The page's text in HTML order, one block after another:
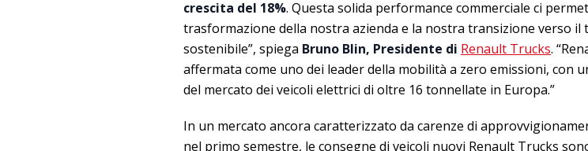
crescita del 18%. Questa solida performance commerciale ci
trasformazione della nostra azienda e la nostra transizione verso il
sostenibile”, spiega Bruno Blin, Presidente di Renault Trucks.
affermata come uno dei leader della mobilità a zero emissioni, con
del mercato dei veicoli elettrici di oltre 16 tonnellate in Europa.”
In un mercato ancora caratterizzato da carenze di
nel primo semestre, le consegne di veicoli nuovi Renault Trucks